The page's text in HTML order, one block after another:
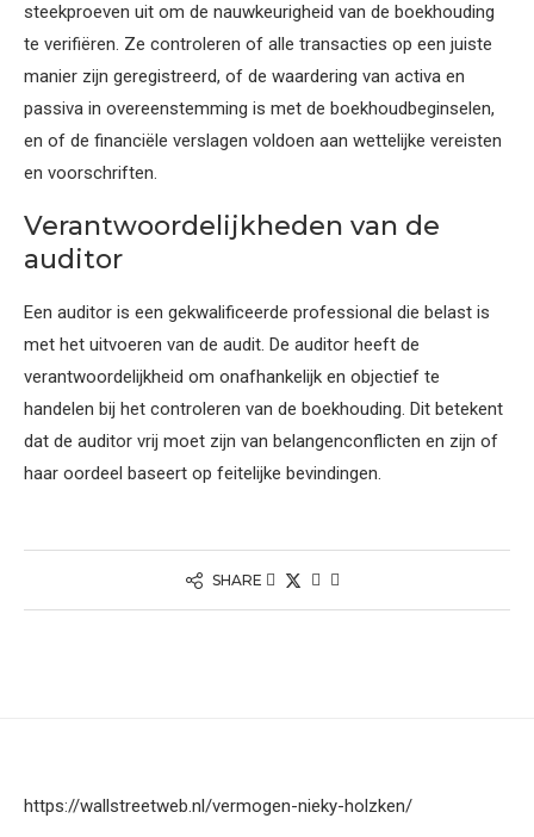
steekproeven uit om de nauwkeurigheid van de boekhouding
te verifiëren. Ze controleren of alle transacties op een juiste
manier zijn geregistreerd, of de waardering van activa en
passiva in overeenstemming is met de boekhoudbeginselen,
en of de financiële verslagen voldoen aan wettelijke vereisten
en voorschriften.
Verantwoordelijkheden van de
auditor
Een auditor is een gekwalificeerde professional die belast is
met het uitvoeren van de audit. De auditor heeft de
verantwoordelijkheid om onafhankelijk en objectief te
handelen bij het controleren van de boekhouding. Dit betekent
dat de auditor vrij moet zijn van belangenconflicten en zijn of
haar oordeel baseert op feitelijke bevindingen.
SHARE
https://wallstreetweb.nl/vermogen-nieky-holzken/